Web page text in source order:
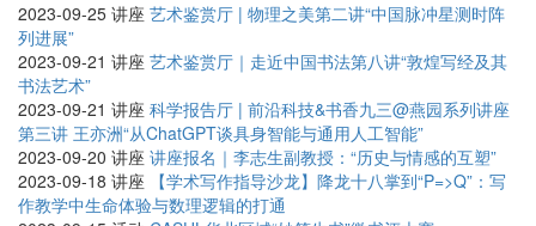
2023-09-25 讲座 艺术鉴赏厅 | 物理之美第二讲“中国脉冲星测时阵
列进展”
2023-09-21 讲座 艺术鉴赏厅｜走近中国书法第八讲“敦煌写经及其
书法艺术”
2023-09-21 讲座 科学报告厅 | 前沿科技&书香九三@燕园系列讲座
第三讲 王亦洲“从ChatGPT谈具身智能与通用人工智能”
2023-09-20 讲座 讲座报名｜李志生副教授：“历史与情感的互塑”
2023-09-18 讲座
【学术写作指导沙龙】降龙十八掌到“P=>Q”：写
作教学中生命体验与数理逻辑的打通